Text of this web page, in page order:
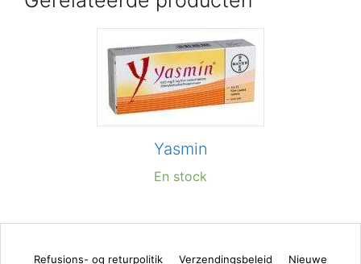
Yasmin
En stock
Refusions- og returpolitik Verzendingsbeleid Nieuwe